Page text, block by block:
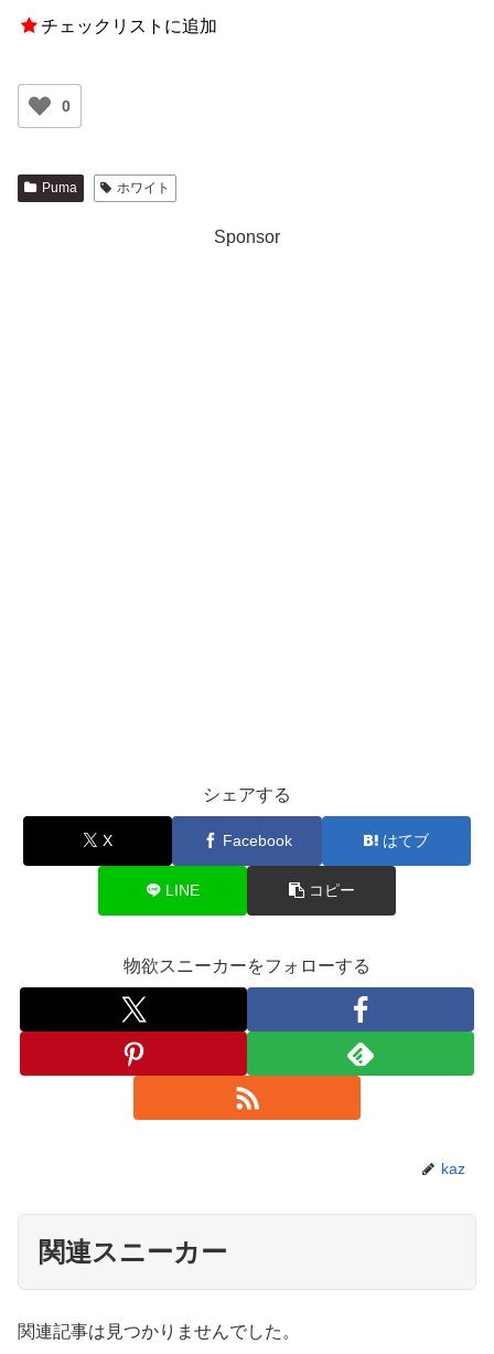
チェックリストに追加
0
Puma ホワイト
Sponsor
シェアする
X Facebook はてブ
LINE コピー
物欲スニーカーをフォローする
kaz
関連スニーカー
関連記事は見つかりませんでした。